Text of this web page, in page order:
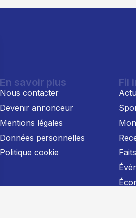
En savoir plus
Nous contacter
Devenir annonceur
Mentions légales
Données personnelles
Politique cookie
Fil